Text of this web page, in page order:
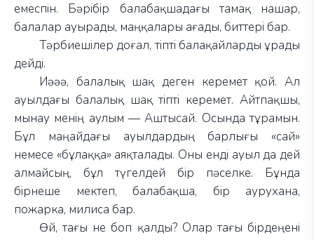
емеспін. Бәрібір балабақшадағы тамақ нашар,
балалар ауырады, маңқалары ағады, биттері бар.
Тәрбиешілер доғал, тіпті балақайларды ұрады
дейді.
Иәәә, балалық шақ деген керемет қой. Ал
ауылдағы балалық шақ тіпті керемет. Айтпақшы,
мынау менің аулым — Аштысай. Осында тұрамын.
Бұл маңайдағы ауылдардың барлығы «сай»
немесе «бұлаққа» аяқталады. Оны енді ауыл да дей
алмайсың, бұл түгелдей бір пәселке. Бұнда
бірнеше мектеп, балабақша, бір аурухана,
пожарка, милиса бар.
Өй, тағы не боп қалды? Олар тағы бірдеңені